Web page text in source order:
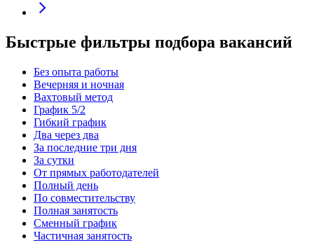
Быстрые фильтры подбора вакансий
Без опыта работы
Вечерняя и ночная
Вахтовый метод
График 5/2
Гибкий график
Два через два
За последние три дня
За сутки
От прямых работодателей
Полный день
По совместительству
Полная занятость
Сменный график
Частичная занятость